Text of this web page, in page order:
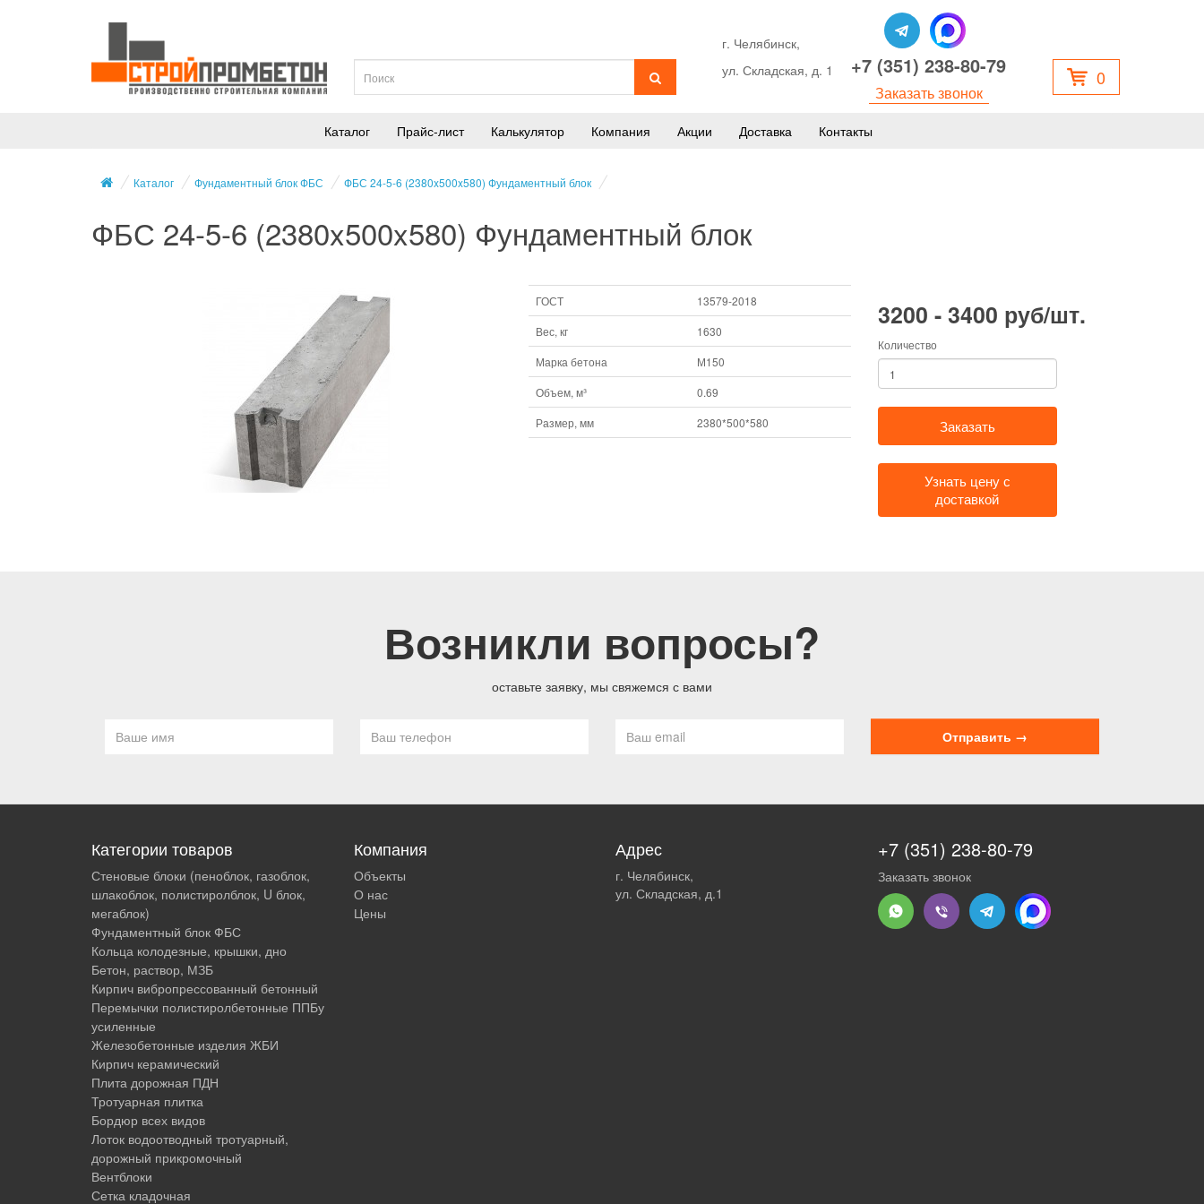
0
г. Челябинск,
ул. Складская, д. 1
+7 (351) 238-80-79
Заказать звонок
Каталог Прайс-лист Калькулятор Компания Акции Доставка Контакты
Каталог Фундаментный блок ФБС ФБС 24-5-6 (2380x500x580) Фундаментный блок
ФБС 24-5-6 (2380x500x580) Фундаментный блок
ГОСТ
13579-2018
Вес, кг
1630
Марка бетона
М150
Объем, м³
0.69
Размер, мм
2380*500*580
3200 - 3400 руб/шт.
Количество
Заказать
Узнать цену с
доставкой
Возникли вопросы?
оставьте заявку, мы свяжемся с вами
Категории товаров
Стеновые блоки (пеноблок, газоблок,
шлакоблок, полистиролблок, U блок,
мегаблок)
Фундаментный блок ФБС
Кольца колодезные, крышки, дно
Бетон, раствор, МЗБ
Кирпич вибропрессованный бетонный
Перемычки полистиролбетонные ППБу
усиленные
Железобетонные изделия ЖБИ
Кирпич керамический
Плита дорожная ПДН
Тротуарная плитка
Бордюр всех видов
Лоток водоотводный тротуарный,
дорожный прикромочный
Вентблоки
Сетка кладочная
Компания
Объекты
О нас
Цены
Адрес
г. Челябинск,
ул. Складская, д.1
+7 (351) 238-80-79
Заказать звонок